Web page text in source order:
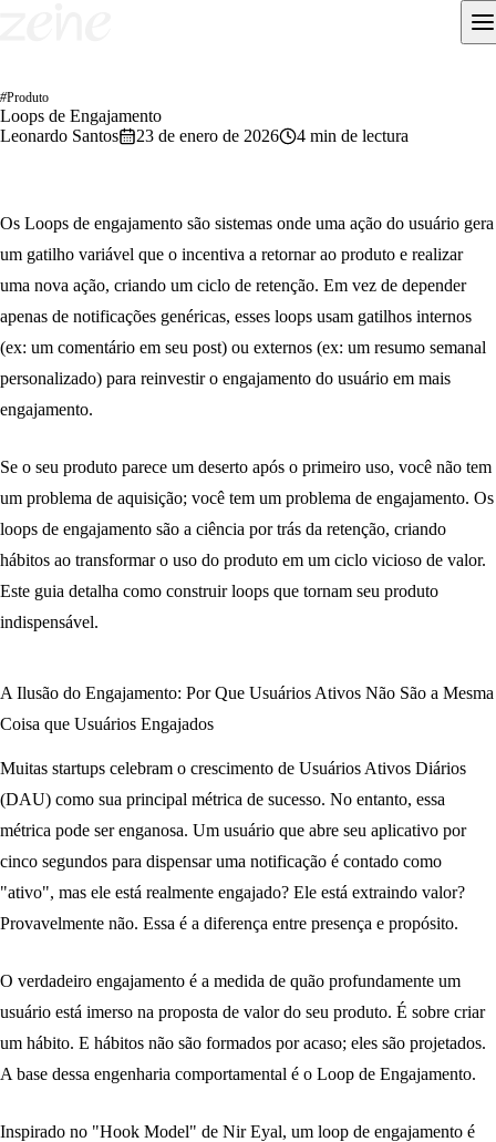
#Produto
Loops de Engajamento
Leonardo Santos
23 de enero de 2026 4 min de lectura
Os Loops de engajamento são sistemas onde uma ação do usuário gera
um gatilho variável que o incentiva a retornar ao produto e realizar
uma nova ação, criando um ciclo de retenção. Em vez de depender
apenas de notificações genéricas, esses loops usam gatilhos internos
(ex: um comentário em seu post) ou externos (ex: um resumo semanal
personalizado) para reinvestir o engajamento do usuário em mais
engajamento.
Se o seu produto parece um deserto após o primeiro uso, você não tem
um problema de aquisição; você tem um problema de engajamento. Os
loops de engajamento são a ciência por trás da retenção, criando
hábitos ao transformar o uso do produto em um ciclo vicioso de valor.
Este guia detalha como construir loops que tornam seu produto
indispensável.
A Ilusão do Engajamento: Por Que Usuários Ativos Não São a Mesma
Coisa que Usuários Engajados
Muitas startups celebram o crescimento de Usuários Ativos Diários
(DAU) como sua principal métrica de sucesso. No entanto, essa
métrica pode ser enganosa. Um usuário que abre seu aplicativo por
cinco segundos para dispensar uma notificação é contado como
"ativo", mas ele está realmente engajado? Ele está extraindo valor?
Provavelmente não. Essa é a diferença entre presença e propósito.
O verdadeiro engajamento é a medida de quão profundamente um
usuário está imerso na proposta de valor do seu produto. É sobre criar
um hábito. E hábitos não são formados por acaso; eles são projetados.
A base dessa engenharia comportamental é o Loop de Engajamento.
Inspirado no "Hook Model" de Nir Eyal, um loop de engajamento é